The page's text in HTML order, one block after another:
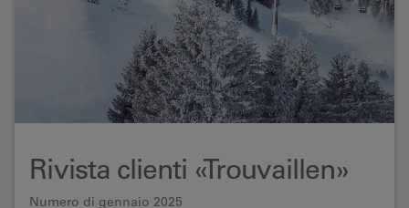
Rivista clienti «Trouvaillen»
Numero di gennaio 2025